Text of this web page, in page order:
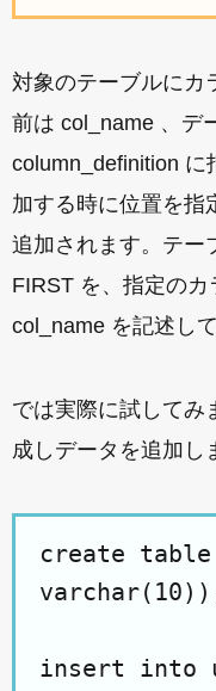
対象のテーブルにカ
前は col_name 、デ
column_definition に
加する時に位置を指
追加されます。テー
FIRST を、指定の
col_name を記述し
では実際に試してみ
成しデータを追加し
create
insert into